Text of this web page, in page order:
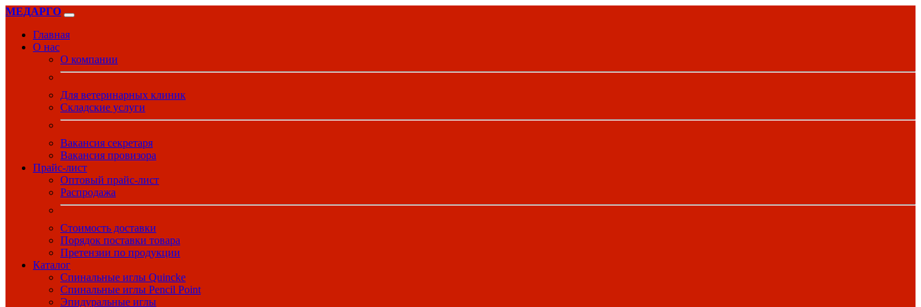
МЕДАРГО
Главная
О нас
О компании
Для ветеринарных клиник
Складские услуги
Вакансия секретаря
Вакансия провизора
Прайс-лист
Оптовый прайс-лист
Распродажа
Стоимость доставки
Порядок поставки товара
Претензии по продукции
Каталог
Спинальные иглы Quincke
Спинальные иглы Pencil Point
Эпидуральные иглы